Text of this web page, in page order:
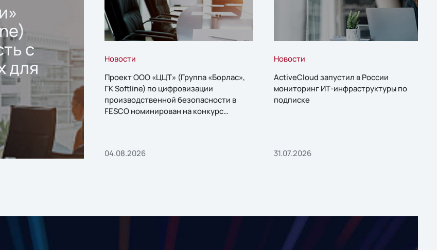
с
для
Новости
Проект ООО «ЦЦТ» (Группа «Борлас»,
ГК Softline) по цифровизации
производственной безопасности в
FESCO номинирован на конкурс
04.08.2026
Новости
ActiveCloud запустил в России
мониторинг ИТ-инфраструктуры по
подписке
31.07.2026